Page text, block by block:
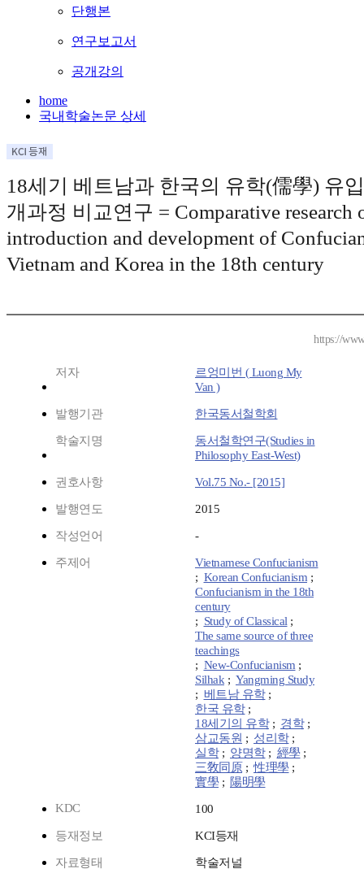
단행본
연구보고서
공개강의
home
국내학술논문 상세
18세기 베트남과 한국의 유학(儒學) 유
개과정 비교연구 = Comparative research
introduction and development of
Vietnam and Korea in the 18th century
https://
저자
르엉미번 ( Luong My
Van )
발행기관 한국동서철학회
학술지명
동서철학연구(Studies in
Philosophy East-West)
권호사항 Vol.75 No.- [2015]
발행연도 2015
작성언어 -
주제어
Vietnamese Confucianism
; Korean Confucianism;
Confucianism in the 18th
century
; Study of Classical;
The same source of three
teachings
; New-Confucianism;
Silhak; Yangming Study
; 베트남 유학;
한국 유학;
18세기의 유학; 경학;
삼교동원 ; 성리학;
실학; 양명학; 經學;
三敎同原 ;性理學;
實學; 陽明學
KDC
100
등재정보 KCI등재
자료형태 학술저널